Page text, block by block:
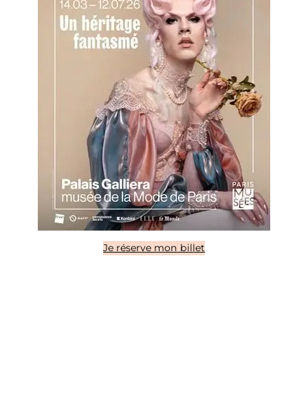
Je réserve mon billet